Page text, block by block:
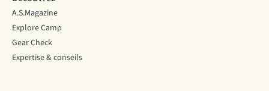
A.S.Magazine
Explore Camp
Gear Check
Expertise & conseils